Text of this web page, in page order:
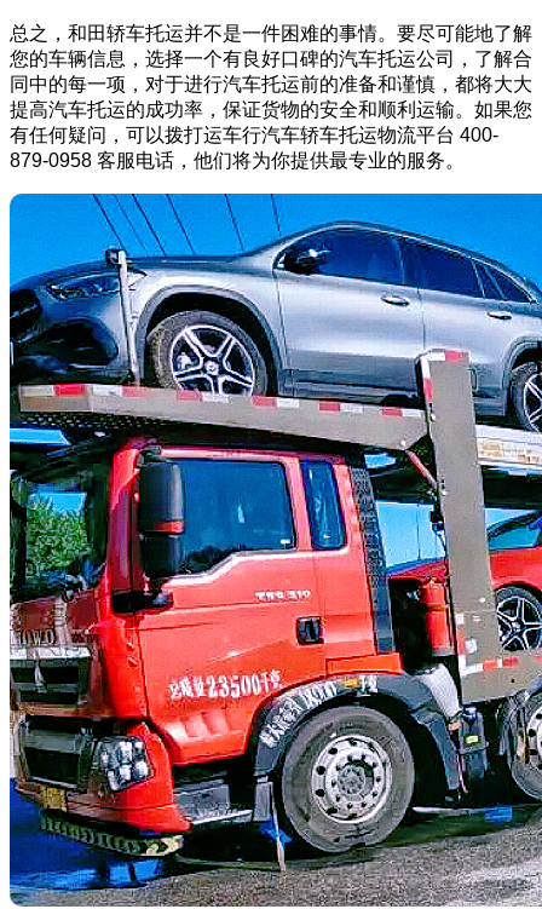
总之，和田轿车托运并不是一件困难的事情。要尽可能地了解
您的车辆信息，选择一个有良好口碑的汽车托运公司，了解合
同中的每一项，对于进行汽车托运前的准备和谨慎，都将大大
提高汽车托运的成功率，保证货物的安全和顺利运输。如果您
有任何疑问，可以拨打运车行汽车轿车托运物流平台 400-
879-0958 客服电话，他们将为你提供最专业的服务。